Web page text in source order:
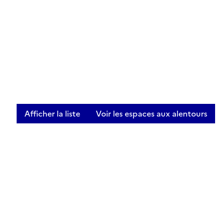
Afficher la liste Voir les espaces aux alentours